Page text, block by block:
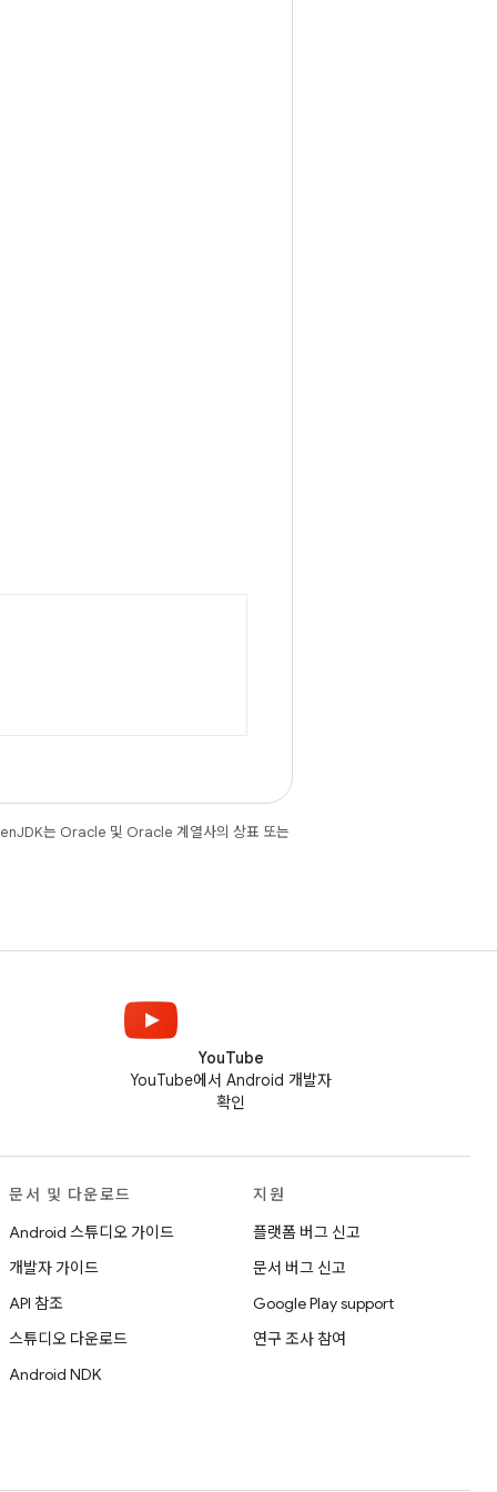
는 Oracle 및 Oracle 계열사의 상표 또는
YouTube
YouTube에서 Android 개발자
확인
문서 및 다운로드
Android 스튜디오 가이드
개발자 가이드
API 참조
스튜디오 다운로드
Android NDK
지원
플랫폼 버그 신고
문서 버그 신고
Google Play support
연구 조사 참여